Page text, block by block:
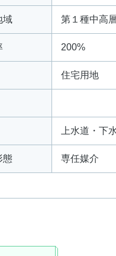
域 第１種中高
200%
住宅用地
上水道・下
態 専任媒介